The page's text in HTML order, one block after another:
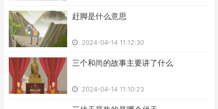
​赶脚是什么意思
2024-04-14 11:12:30
​三个和尚的故事主要讲了什么
2024-04-14 11:10:23